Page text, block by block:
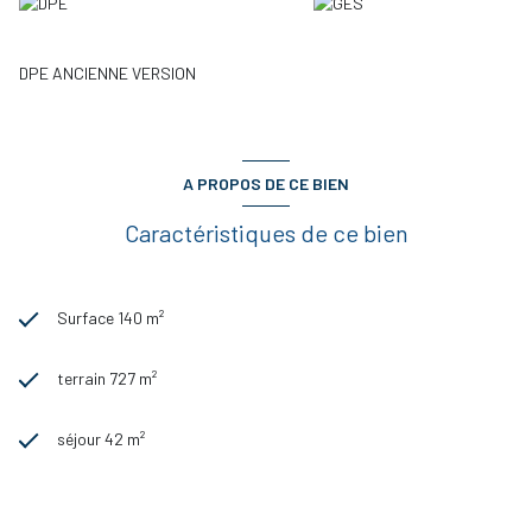
DPE ANCIENNE VERSION
A PROPOS DE CE BIEN
Caractéristiques de ce bien
Surface 140 m²
terrain 727 m²
séjour 42 m²